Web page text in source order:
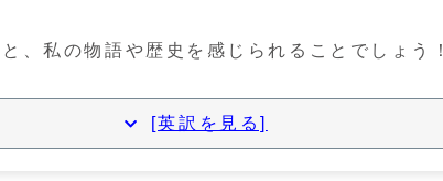
、私の物語や歴史を感じられることでしょう
[英訳を見る]